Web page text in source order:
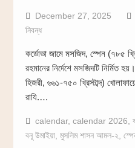
December 27, 2025
নিবন্ধ
কর্ডোভা জামে মসজিদ, স্পেন (৭৮৫
রহমানের নির্দেশে মসজিদটি নির্মিত
হিজরী, ৬৬১-৭৫০ খ্রিস্টাব্দ)
রাযি.…
calendar, calendar 2026
বনূ উমাইয়া, মুসলিম শাসন আমল-২